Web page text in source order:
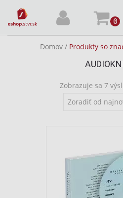
0
Domov / Produkty so
Zobrazuje sa 7
Zoradiť od